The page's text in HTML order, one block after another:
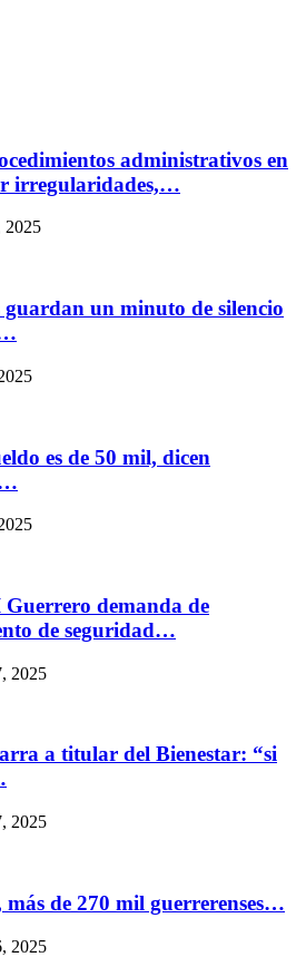
administrativos en
irregularidades,…
2025
un minuto de silencio
es de 50 mil, dicen
demanda de
de seguridad…
2025
a titular del Bienestar: “si
2025
más de 270 mil guerrerenses…
2025